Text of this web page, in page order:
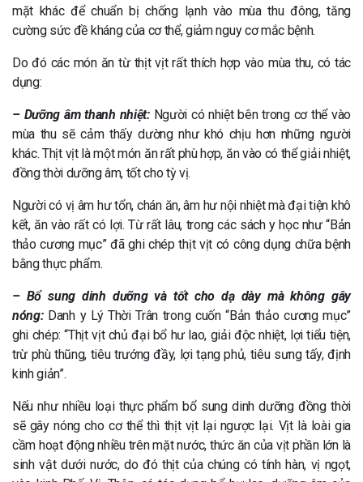
mặt khác để chuẩn bị chống lạnh vào mùa thu đông, tăng
cường sức đề kháng của cơ thể, giảm nguy cơ mắc bệnh.
Do đó các món ăn từ thịt vịt rất thích hợp vào mùa thu, có tác
dụng:
– Dưỡng âm thanh nhiệt: Người có nhiệt bên trong cơ thể vào
mùa thu sẽ cảm thấy dường như khó chịu hơn những người
khác. Thịt vịt là một món ăn rất phù hợp, ăn vào có thể giải nhiệt,
đồng thời dưỡng âm, tốt cho tỳ vị.
Người có vị âm hư tổn, chán ăn, âm hư nội nhiệt mà đại tiện khô
kết, ăn vào rất có lợi. Từ rất lâu, trong các sách y học như “Bản
thảo cương mục” đã ghi chép thịt vịt có công dụng chữa bệnh
bằng thực phẩm.
– Bổ sung dinh dưỡng và tốt cho dạ dày mà không gây
nóng:Danh y Lý Thời Trân trong cuốn “Bản thảo cương mục”
ghi chép: “Thịt vịt chủ đại bổ hư lao, giải độc nhiệt, lợi tiểu tiện,
trừ phù thũng, tiêu trướng đầy, lợi tạng phủ, tiêu sưng tấy, định
kinh giản”.
Nếu như nhiều loại thực phẩm bổ sung dinh dưỡng đồng thời
sẽ gây nóng cho cơ thể thì thịt vịt lại ngược lại. Vịt là loài gia
cầm hoạt động nhiều trên mặt nước, thức ăn của vịt phần lớn là
sinh vật dưới nước, do đó thịt của chúng có tính hàn, vị ngọt,